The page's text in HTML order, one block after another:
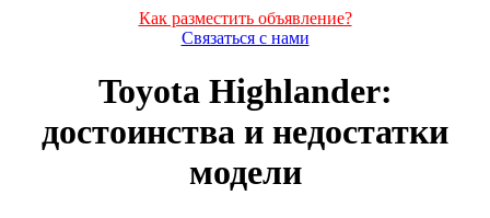
Как разместить объявление?
Связаться с нами
Toyota Highlander:
достоинства и недостатки
модели